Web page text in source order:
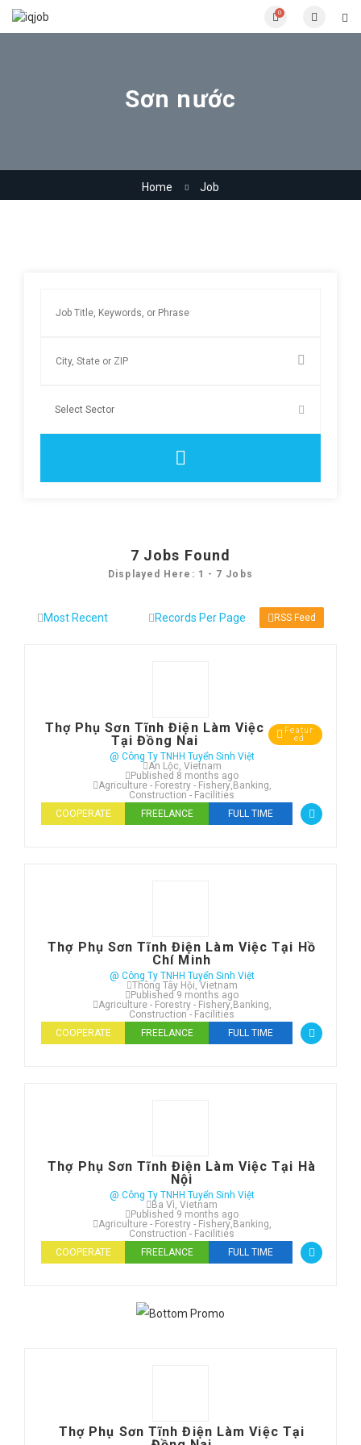
0
Sơn nước
Home Job
7 Jobs Found
Displayed Here: 1 - 7 Jobs
RSS Feed
Thợ Phụ Sơn Tĩnh Điện Làm Việc
Tại Đồng Nai
Featur
ed
@ Công Ty TNHH Tuyển Sinh Việt
An Lộc, Vietnam
Published 8 months ago
Agriculture - Forestry - Fishery, Banking,
Construction - Facilities
COOPERATE
FREELANCE FULL TIME
Thợ Phụ Sơn Tĩnh Điện Làm Việc Tại Hồ
Chí Minh
@ Công Ty TNHH Tuyển Sinh Việt
Thông Tây Hội, Vietnam
Published 9 months ago
Agriculture - Forestry - Fishery, Banking,
Construction - Facilities
COOPERATE
FREELANCE FULL TIME
Thợ Phụ Sơn Tĩnh Điện Làm Việc Tại Hà
Nội
@ Công Ty TNHH Tuyển Sinh Việt
Ba Vì, Vietnam
Published 9 months ago
Agriculture - Forestry - Fishery, Banking,
Construction - Facilities
COOPERATE
FREELANCE FULL TIME
Thợ Phụ Sơn Tĩnh Điện Làm Việc Tại